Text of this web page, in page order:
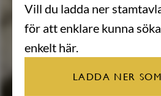
Vill du ladda ner
för att enklare kunna
enkelt här.
LADDA NER